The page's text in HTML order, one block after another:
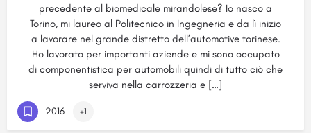
precedente al biomedicale mirandolese? Io nasco a
Torino, mi laureo al Politecnico in Ingegneria e da lì inizio
a lavorare nel grande distretto dell’automotive torinese.
Ho lavorato per importanti aziende e mi sono occupato
di componentistica per automobili quindi di tutto ciò che
serviva nella carrozzeria e […]
2016 +1